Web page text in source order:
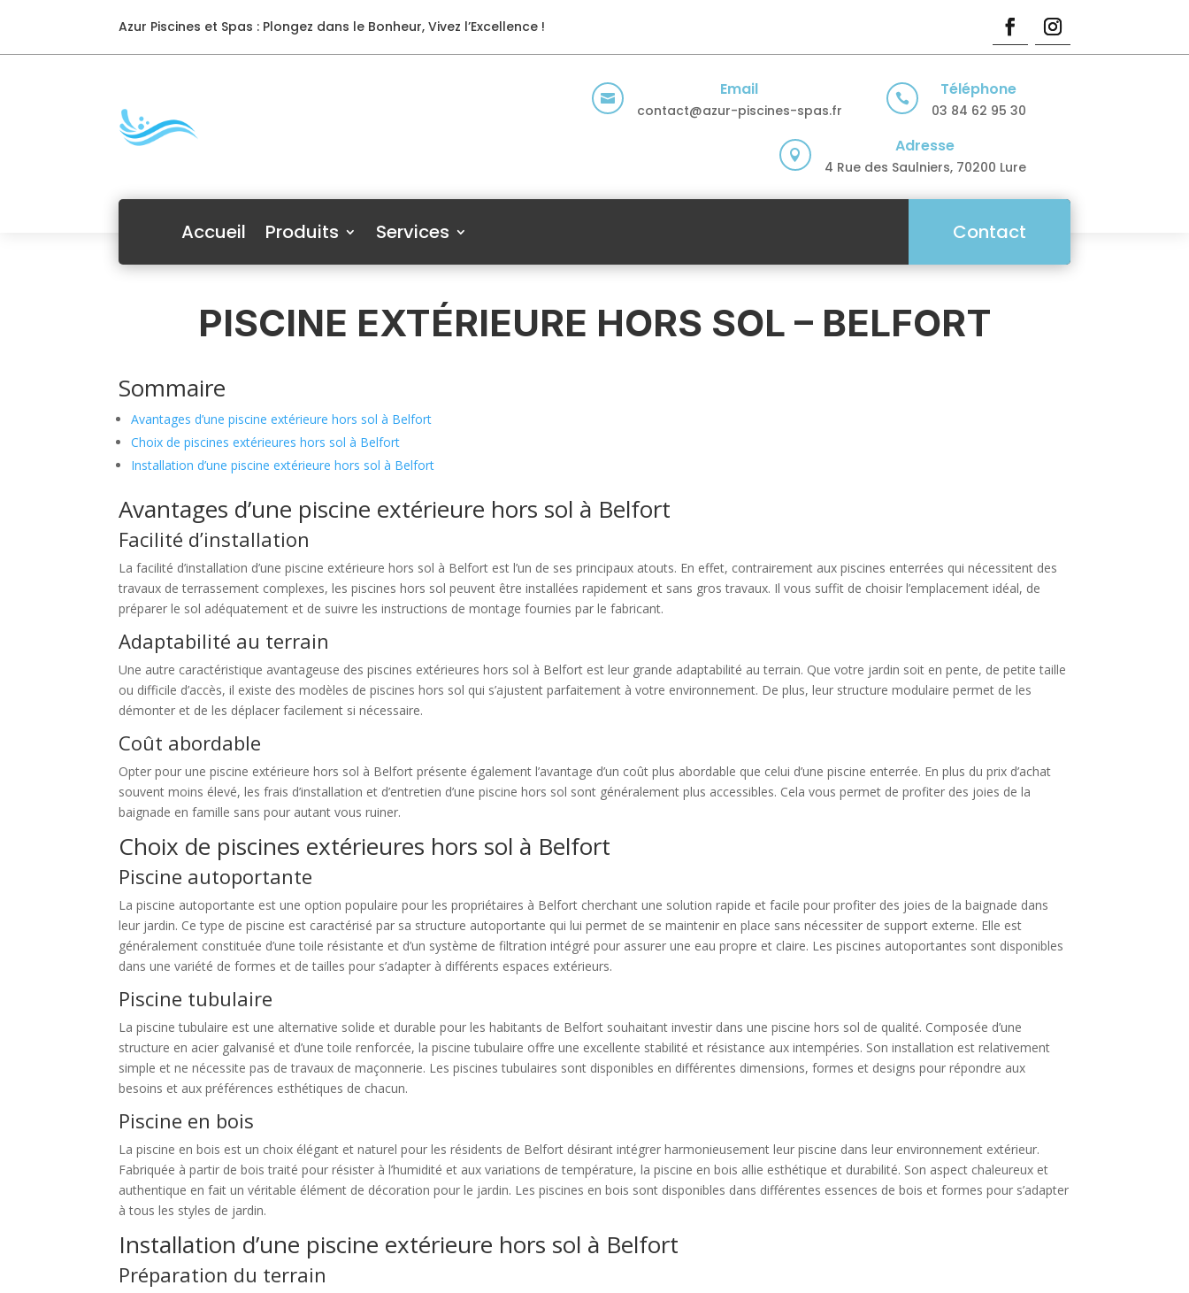
Azur Piscines et Spas : Plongez dans le Bonheur, Vivez l’Excellence !
 Email
contact@azur-piscines-spas.fr
 Téléphone
03 84 62 95 30
 Adresse
4 Rue des Saulniers, 70200 Lure
Accueil Produits Services Contact
PISCINE EXTÉRIEURE HORS SOL – BELFORT
Sommaire
Avantages d’une piscine extérieure hors sol à Belfort
Choix de piscines extérieures hors sol à Belfort
Installation d’une piscine extérieure hors sol à Belfort
Avantages d’une piscine extérieure hors sol à Belfort
Facilité d’installation
La facilité d’installation d’une piscine extérieure hors sol à Belfort est l’un de ses principaux atouts. En effet, contrairement aux piscines enterrées qui nécessitent des
travaux de terrassement complexes, les piscines hors sol peuvent être installées rapidement et sans gros travaux. Il vous suffit de choisir l’emplacement idéal, de
préparer le sol adéquatement et de suivre les instructions de montage fournies par le fabricant.
Adaptabilité au terrain
Une autre caractéristique avantageuse des piscines extérieures hors sol à Belfort est leur grande adaptabilité au terrain. Que votre jardin soit en pente, de petite taille
ou difficile d’accès, il existe des modèles de piscines hors sol qui s’ajustent parfaitement à votre environnement. De plus, leur structure modulaire permet de les
démonter et de les déplacer facilement si nécessaire.
Coût abordable
Opter pour une piscine extérieure hors sol à Belfort présente également l’avantage d’un coût plus abordable que celui d’une piscine enterrée. En plus du prix d’achat
souvent moins élevé, les frais d’installation et d’entretien d’une piscine hors sol sont généralement plus accessibles. Cela vous permet de profiter des joies de la
baignade en famille sans pour autant vous ruiner.
Choix de piscines extérieures hors sol à Belfort
Piscine autoportante
La piscine autoportante est une option populaire pour les propriétaires à Belfort cherchant une solution rapide et facile pour profiter des joies de la baignade dans
leur jardin. Ce type de piscine est caractérisé par sa structure autoportante qui lui permet de se maintenir en place sans nécessiter de support externe. Elle est
généralement constituée d’une toile résistante et d’un système de filtration intégré pour assurer une eau propre et claire. Les piscines autoportantes sont disponibles
dans une variété de formes et de tailles pour s’adapter à différents espaces extérieurs.
Piscine tubulaire
La piscine tubulaire est une alternative solide et durable pour les habitants de Belfort souhaitant investir dans une piscine hors sol de qualité. Composée d’une
structure en acier galvanisé et d’une toile renforcée, la piscine tubulaire offre une excellente stabilité et résistance aux intempéries. Son installation est relativement
simple et ne nécessite pas de travaux de maçonnerie. Les piscines tubulaires sont disponibles en différentes dimensions, formes et designs pour répondre aux
besoins et aux préférences esthétiques de chacun.
Piscine en bois
La piscine en bois est un choix élégant et naturel pour les résidents de Belfort désirant intégrer harmonieusement leur piscine dans leur environnement extérieur.
Fabriquée à partir de bois traité pour résister à l’humidité et aux variations de température, la piscine en bois allie esthétique et durabilité. Son aspect chaleureux et
authentique en fait un véritable élément de décoration pour le jardin. Les piscines en bois sont disponibles dans différentes essences de bois et formes pour s’adapter
à tous les styles de jardin.
Installation d’une piscine extérieure hors sol à Belfort
Préparation du terrain